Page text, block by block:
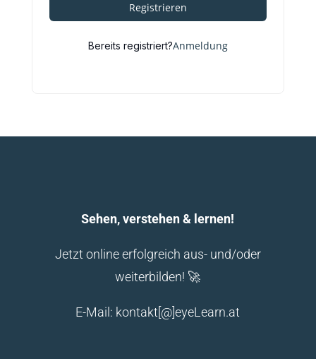
Registrieren
Bereits registriert?Anmeldung
Sehen, verstehen & lernen!
Jetzt online erfolgreich aus- und/oder
weiterbilden! 🚀
E-Mail: kontakt[@]eyeLearn.at